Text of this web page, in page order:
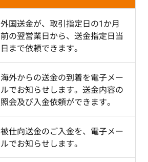
外国送金が、取引指定日の1か月
前の翌営業日から、送金指定日当
日まで依頼できます。
海外からの送金の到着を電子メー
ルでお知らせします。送金内容の
照会及び入金依頼ができます。
被仕向送金のご入金を、電子メー
ルでお知らせします。